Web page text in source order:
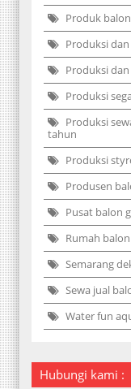
Produk
Produksi
Produksi
Produksi
Produksi
tahun
Produksi
Produsen
Pusat balon
Rumah
Semarang
Sewa jual
Water fun
Hubungi kami :